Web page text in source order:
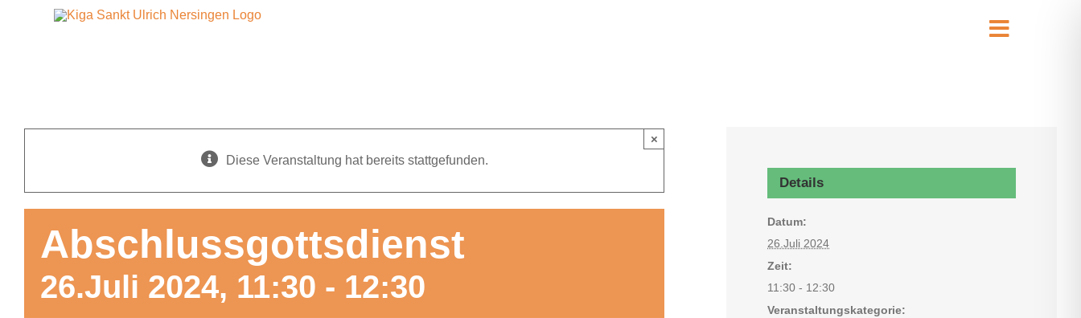
Toggle
Unsere KiTa
Anmeldung
Stellenangebote
Diese Veranstaltung hat bereits stattgefunden.
×
Abschlussgottsdienst
26.Juli 2024, 11:30 - 12:30
Details
Datum:
26.Juli 2024
Zeit:
11:30 - 12:30
Veranstaltungskategorie: